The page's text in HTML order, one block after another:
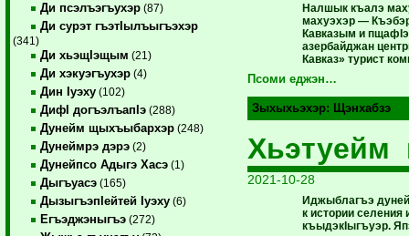
Ди псэлъэгъухэр (87)
Ди сурэт гъэтIылъыгъэхэр
(341)
Ди хьэщIэщым (21)
Ди хэкуэгъухэр (4)
Дин Iуэху (102)
ДифI догъэлъапIэ (288)
Дунейм щыхъыбархэр (248)
Дунеймрэ дэрэ (2)
Дунейпсо Адыгэ Хасэ (1)
Дыгъуасэ (165)
ДызыгъэпIейтей Iуэху (6)
Егъэджэныгъэ (272)
Налшык къалэ
махуэхэр —
Кавказым и
азербайджан
Кавказ» турист
Псоми еджэн…
Зыхыхьэхэр: Щэнхабзэ
2021-10-28
Иджыблагъэ
к истории селения
къыдэкIыгъуэр.